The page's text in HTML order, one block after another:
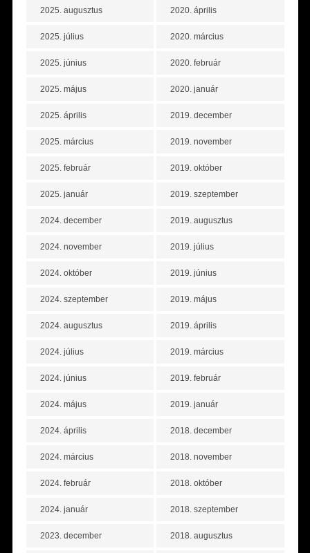
2025. augusztus
2025. július
2025. június
2025. május
2025. április
2025. március
2025. február
2025. január
2024. december
2024. november
2024. október
2024. szeptember
2024. augusztus
2024. július
2024. június
2024. május
2024. április
2024. március
2024. február
2024. január
2023. december
2020. április
2020. március
2020. február
2020. január
2019. december
2019. november
2019. október
2019. szeptember
2019. augusztus
2019. július
2019. június
2019. május
2019. április
2019. március
2019. február
2019. január
2018. december
2018. november
2018. október
2018. szeptember
2018. augusztus